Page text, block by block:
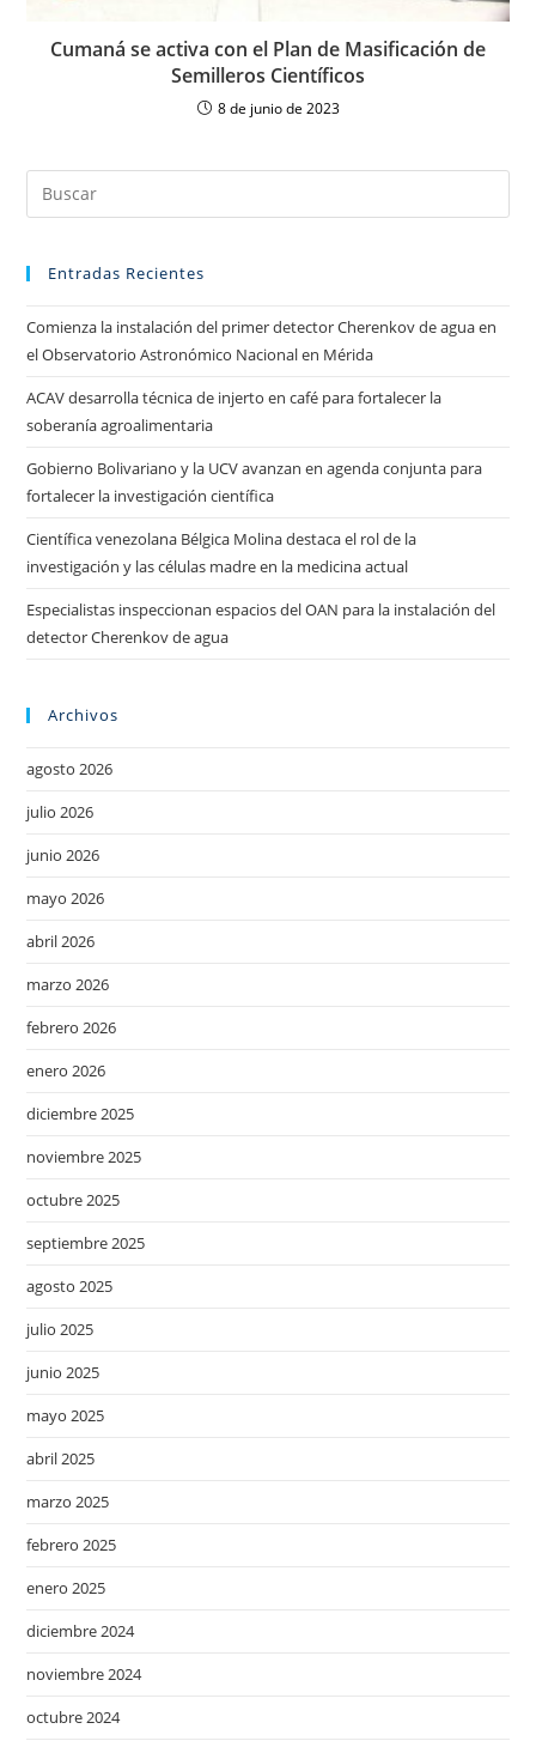
Cumaná se activa con el Plan de Masificación de
Semilleros Científicos
8 de junio de 2023
Entradas Recientes
Comienza la instalación del primer detector Cherenkov de agua en
el Observatorio Astronómico Nacional en Mérida
ACAV desarrolla técnica de injerto en café para fortalecer la
soberanía agroalimentaria
Gobierno Bolivariano y la UCV avanzan en agenda conjunta para
fortalecer la investigación científica
Científica venezolana Bélgica Molina destaca el rol de la
investigación y las células madre en la medicina actual
Especialistas inspeccionan espacios del OAN para la instalación del
detector Cherenkov de agua
Archivos
agosto 2026
julio 2026
junio 2026
mayo 2026
abril 2026
marzo 2026
febrero 2026
enero 2026
diciembre 2025
noviembre 2025
octubre 2025
septiembre 2025
agosto 2025
julio 2025
junio 2025
mayo 2025
abril 2025
marzo 2025
febrero 2025
enero 2025
diciembre 2024
noviembre 2024
octubre 2024